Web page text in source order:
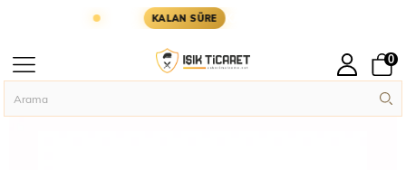
KALAN SÜRE KARGOYA YETİŞMESİ İÇİN KALAN
0
Anasayfa Yaka Spoleti Metal Aksesuarlı